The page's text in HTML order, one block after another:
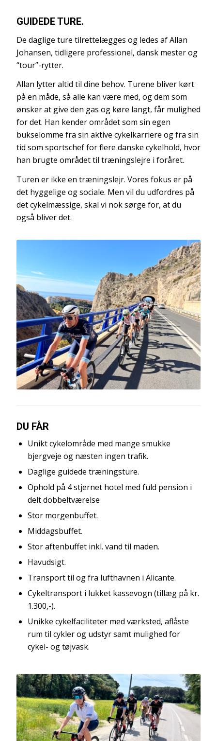
GUIDEDE TURE.
De daglige ture tilrettelægges og ledes af Allan
Johansen, tidligere professionel, dansk mester og
“tour”-rytter.
Allan lytter altid til dine behov. Turene bliver kørt
på en måde, så alle kan være med, og dem som
ønsker at give den gas og køre langt, får mulighed
for det. Han kender området som sin egen
bukselomme fra sin aktive cykelkarriere og fra sin
tid som sportschef for flere danske cykelhold, hvor
han brugte området til træningslejre i foråret.
Turen er ikke en træningslejr. Vores fokus er på
det hyggelige og sociale. Men vil du udfordres på
det cykelmæssige, skal vi nok sørge for, at du
også bliver det.
DU FÅR
Unikt cykelområde med mange smukke
bjergveje og næsten ingen trafik.
Daglige guidede træningsture.
Ophold på 4 stjernet hotel med fuld pension i
delt dobbeltværelse
Stor morgenbuffet.
Middagsbuffet.
Stor aftenbuffet inkl. vand til maden.
Havudsigt.
Transport til og fra lufthavnen i Alicante.
Cykeltransport i lukket kassevogn (tillæg på kr.
1.300,-).
Unikke cykelfaciliteter med værksted, aflåste
rum til cykler og udstyr samt mulighed for
cykel- og tøjvask.